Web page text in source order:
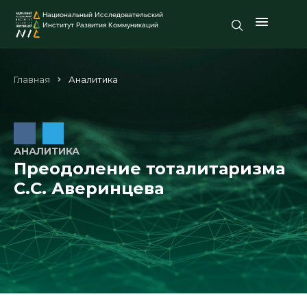
Национальный Исследовательский
Институт Развития Коммуникаций
Главная Аналитика
АНАЛИТИКА
Преодоление тоталитаризма
С.С. Аверинцева